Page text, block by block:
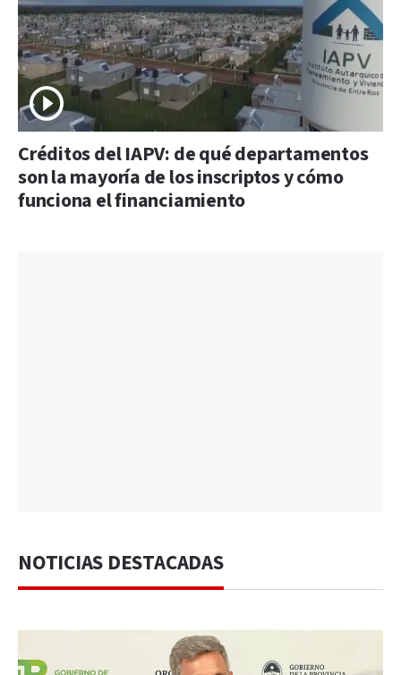
Créditos del IAPV: de qué departamentos
son la mayoría de los inscriptos y cómo
funciona el financiamiento
NOTICIAS DESTACADAS